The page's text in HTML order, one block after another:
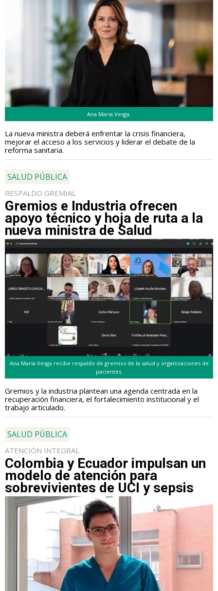
Ana María Vesga.
La nueva ministra deberá enfrentar la crisis financiera,
mejorar el acceso a los servicios y liderar el debate de la
reforma sanitaria.
SALUD PÚBLICA
RESPALDO GREMIAL
Gremios e Industria ofrecen
apoyo técnico y hoja de ruta a la
nueva ministra de Salud
Ana María Vesga recibe respaldo de gremios de la salud y organizaciones de
pacientes.
Gremios y la industria plantean una agenda centrada en la
recuperación financiera, el fortalecimiento institucional y el
trabajo articulado.
SALUD PÚBLICA
ATENCIÓN INTEGRAL
Colombia y Ecuador impulsan un
modelo de atención para
sobrevivientes de UCI y sepsis